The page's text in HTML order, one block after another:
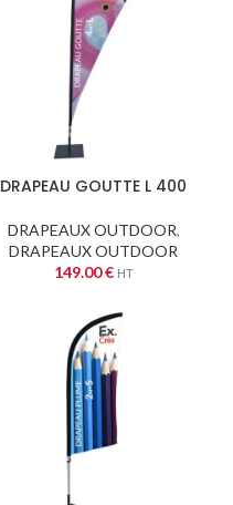
DRAPEAU GOUTTE L 400
DRAPEAUX OUTDOOR,
DRAPEAUX OUTDOOR
149.00€ HT